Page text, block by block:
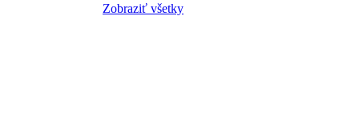
Zobraziť všetky